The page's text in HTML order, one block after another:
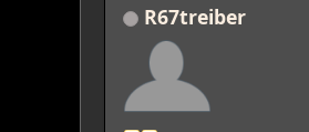
R67treiber